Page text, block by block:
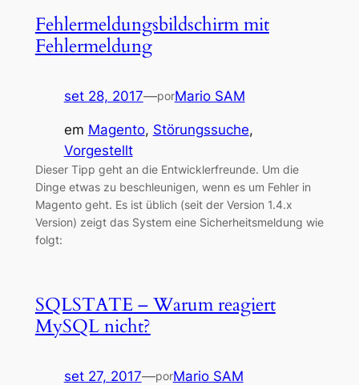
Fehlermeldungsbildschirm mit
Fehlermeldung
set 28, 2017—porMario SAM
em Magento, Störungssuche
Vorgestellt
Dieser Tipp geht an die Entwicklerfreunde. Um die
Dinge etwas zu beschleunigen, wenn es um Fehler in
Magento geht. Es ist üblich (seit der Version 1.4.x
Version) zeigt das System eine Sicherheitsmeldung wie
folgt:
SQLSTATE – Warum reagiert
MySQL nicht?
set 27, 2017—porMario SAM